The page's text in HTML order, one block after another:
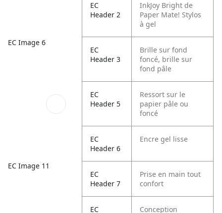
EC Image 6
EC Image 11
EC
Header 2
InkJoy Bright de
Paper Mate! Stylos
à gel
EC
Header 3
Brille sur fond
foncé, brille sur
fond pâle
EC
Header 5
Ressort sur le
papier pâle ou
foncé
EC
Header 6
Encre gel lisse
EC
Header 7
Prise en main tout
confort
EC Conception